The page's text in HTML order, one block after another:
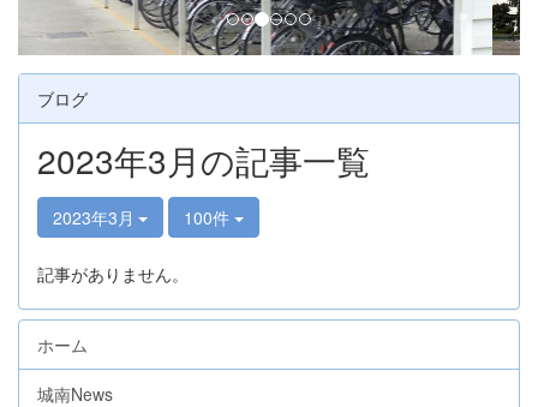
o
u
s
ブログ
2023年3月の記事一覧
2023年3月 100件
記事がありません。
ホーム
城南News